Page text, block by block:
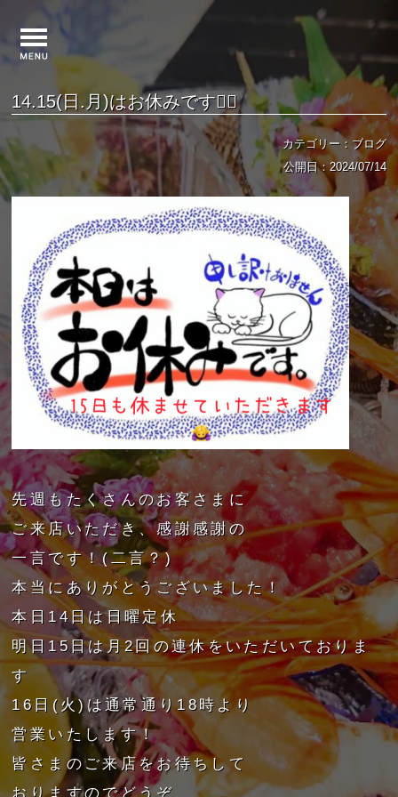
14.15(日.月)はお休みです🙇‍♀️
カテゴリー：ブログ
公開日：2024/07/14
先週もたくさんのお客さまに
ご来店いただき、感謝感謝の
一言です！(二言？)
本当にありがとうございました！
本日14日は日曜定休
明日15日は月2回の連休をいただいておりま
す
16日(火)は通常通り18時より
営業いたします！
皆さまのご来店をお待ちして
おりますのでどうぞ